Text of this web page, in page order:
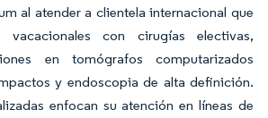
al atender a clientela internacional que
vacacionales con cirugías electivas,
en tomógrafos computarizados
y endoscopia de alta definición.
enfocan su atención en líneas de